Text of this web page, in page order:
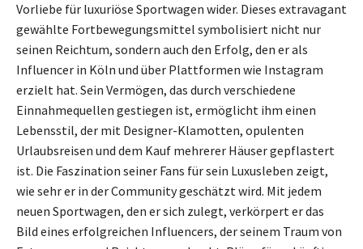
Vorliebe für luxuriöse Sportwagen wider. Dieses extravagant
gewählte Fortbewegungsmittel symbolisiert nicht nur
seinen Reichtum, sondern auch den Erfolg, den er als
Influencer in Köln und über Plattformen wie Instagram
erzielt hat. Sein Vermögen, das durch verschiedene
Einnahmequellen gestiegen ist, ermöglicht ihm einen
Lebensstil, der mit Designer-Klamotten, opulenten
Urlaubsreisen und dem Kauf mehrerer Häuser gepflastert
ist. Die Faszination seiner Fans für sein Luxusleben zeigt,
wie sehr er in der Community geschätzt wird. Mit jedem
neuen Sportwagen, den er sich zulegt, verkörpert er das
Bild eines erfolgreichen Influencers, der seinem Traum von